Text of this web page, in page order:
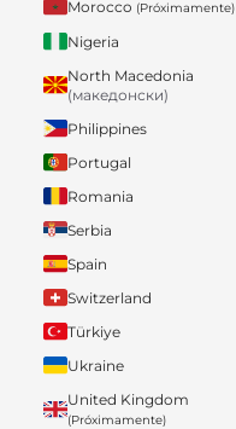
Morocco (Próximamente)
Nigeria
North Macedonia
(македонски)
Philippines
Portugal
Romania
Serbia
Spain
Switzerland
Türkiye
Ukraine
United Kingdom
(Próximamente)